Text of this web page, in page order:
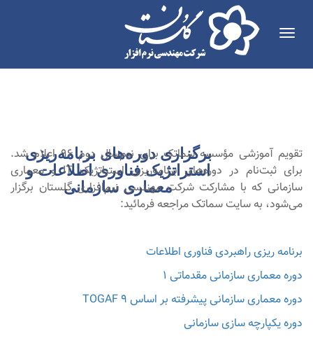
Toggle
navigation
مهر
۱۳۹۶
برگزاری دوره‌های برنامه‌ریزی
استراتژیک فناوری اطلاعات و
معماری سازمانی
تقویم آموزشی مؤسسه سماتک برای نیم‌سال دوم 96 اعلام شد.
برای ثبت‌نام در دوره‌های برنامه‌ریزی استراتژیک IT و معماری
سازمانی که با مشارکت شرکت مهندسی نرم‌افزاری گلستان برگزار
می‌شود، به سایت سماتک مراجعه فرمائید:
برنامه ریزی راهبردی فناوری اطلاعات
دوره معماری سازمانی مقدماتی 1
دوره معماری سازمانی پیشرفته بر اساس TOGAF 9
دوره یکپارچه سازی سازمانی